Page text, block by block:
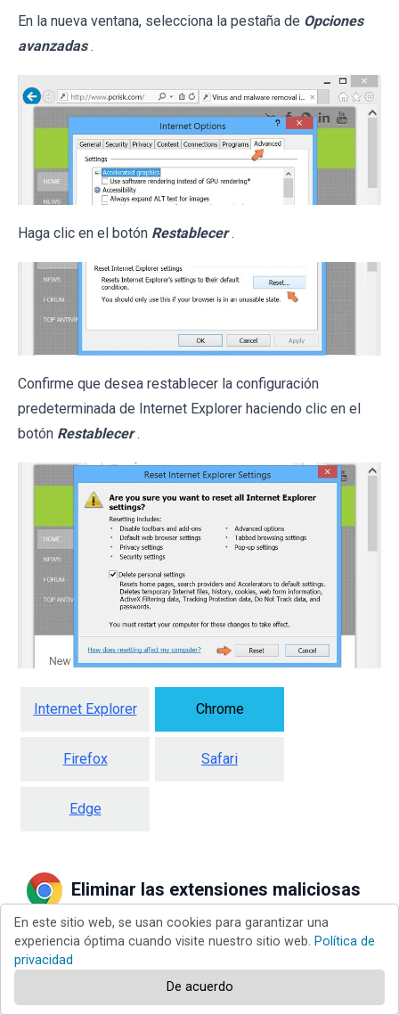
En la nueva ventana, selecciona la pestaña de Opciones
avanzadas .
Haga clic en el botón Restablecer .
Confirme que desea restablecer la configuración
predeterminada de Internet Explorer haciendo clic en el
botón Restablecer .
Internet Explorer Chrome
Firefox Safari
Edge
Eliminar las extensiones maliciosas
en Google Chrome:
En este sitio web, se usan cookies para garantizar una
experiencia óptima cuando visite nuestro sitio web. Política de
privacidad
De acuerdo